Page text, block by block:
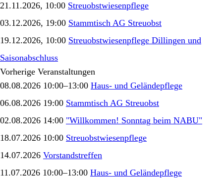
21.11.2026, 10:00 Streuobstwiesenpflege
03.12.2026, 19:00 Stammtisch AG Streuobst
19.12.2026, 10:00 Streuobstwiesenpflege Dillingen und
Saisonabschluss
Vorherige Veranstaltungen
08.08.2026 10:00–13:00 Haus- und Geländepflege
06.08.2026 19:00 Stammtisch AG Streuobst
02.08.2026 14:00 "Willkommen! Sonntag beim NABU"
18.07.2026 10:00 Streuobstwiesenpflege
14.07.2026 Vorstandstreffen
11.07.2026 10:00–13:00 Haus- und Geländepflege